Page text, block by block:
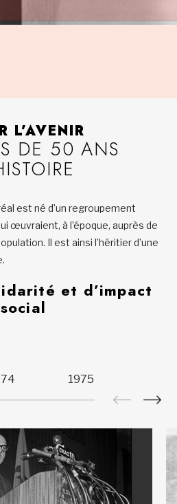
L’AVENIR
DE 50 ANS
est né d’un regroupement
œuvraient, à l’époque, auprès de
Il est ainsi l’héritier d’une
et d’impact
social
1975